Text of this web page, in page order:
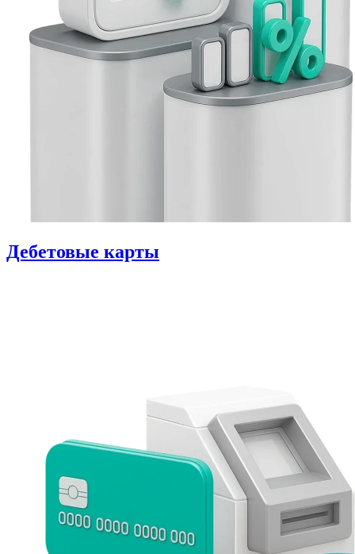
Дебетовые карты